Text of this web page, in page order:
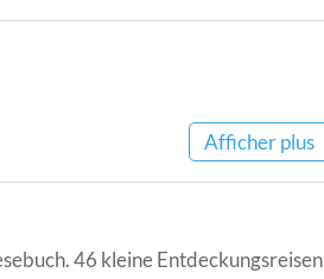
Afficher plus
46 kleine Entdeckungsreisen